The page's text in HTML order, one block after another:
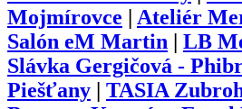
Mojmírovce
Ateliér
Salón eM Martin
LB
Slávka Gergičová -
Piešťany
TASIA